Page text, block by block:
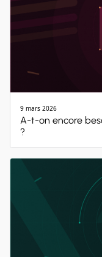
9 mars 2026
A-t-on encore
?